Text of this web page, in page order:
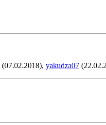
(07.02.2018), yakudza07